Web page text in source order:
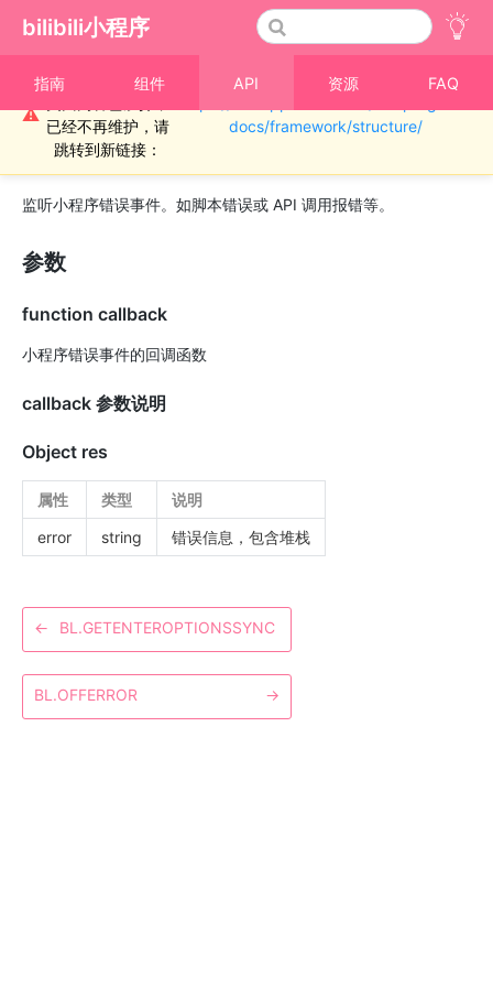
bilibili小程序
指南 组件 API 资源 FAQ
⚠
重要通知！！！本
已经不再维护，请
跳转到新链接：
docs/framework/structure/
› 应用级事件
bl.onError(function callback)
监听小程序错误事件。如脚本错误或 API 调用报错等。
参数
function callback
小程序错误事件的回调函数
callback 参数说明
Object res
属性 类型
说明
error
string 错误信息，包含堆栈
← BL.GETENTEROPTIONSSYNC
BL.OFFERROR →